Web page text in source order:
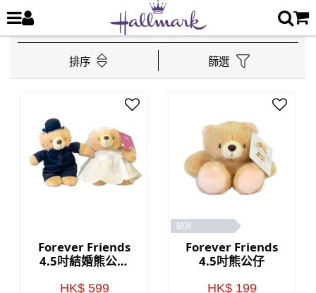
排序 篩選
Forever Friends
4.5吋結婚熊公仔
HK$ 599
缺貨
Forever Friends
4.5吋熊公仔
HK$ 199